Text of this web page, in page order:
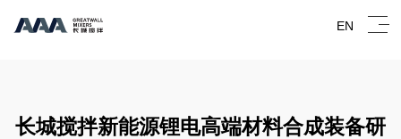
EN
长城搅拌新能源锂电高端材料合成装备研